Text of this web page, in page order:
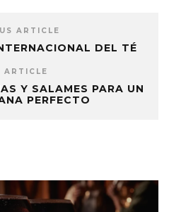
ARTICLE
DEL TÉ
ARTICLE
Y SALAMES PARA UN
PERFECTO